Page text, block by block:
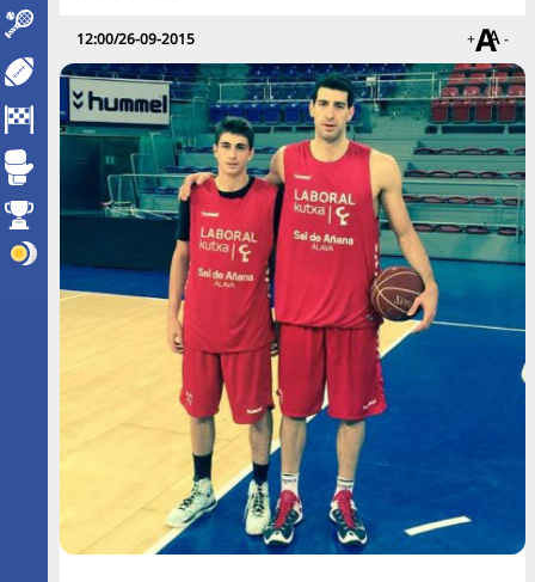
12:00/26-09-2015 + -